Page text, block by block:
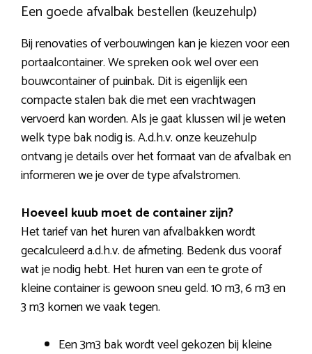
Een goede afvalbak bestellen (keuzehulp)
Bij renovaties of verbouwingen kan je kiezen voor een
portaalcontainer. We spreken ook wel over een
bouwcontainer of puinbak. Dit is eigenlijk een
compacte stalen bak die met een vrachtwagen
vervoerd kan worden. Als je gaat klussen wil je weten
welk type bak nodig is. A.d.h.v. onze keuzehulp
ontvang je details over het formaat van de afvalbak en
informeren we je over de type afvalstromen.
Hoeveel kuub moet de container zijn?
Het tarief van het huren van afvalbakken wordt
gecalculeerd a.d.h.v. de afmeting. Bedenk dus vooraf
wat je nodig hebt. Het huren van een te grote of
kleine container is gewoon sneu geld. 10 m3, 6 m3 en
3 m3 komen we vaak tegen.
Een 3m3 bak wordt veel gekozen bij kleine